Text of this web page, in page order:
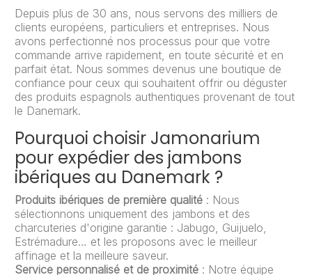
Depuis plus de 30 ans, nous servons des milliers de
clients européens, particuliers et entreprises. Nous
avons perfectionné nos processus pour que votre
commande arrive rapidement, en toute sécurité et en
parfait état. Nous sommes devenus une boutique de
confiance pour ceux qui souhaitent offrir ou déguster
des produits espagnols authentiques provenant de tout
le Danemark.
Pourquoi choisir Jamonarium
pour expédier des jambons
ibériques au Danemark ?
Produits ibériques de première qualité : Nous
sélectionnons uniquement des jambons et des
charcuteries d'origine garantie : Jabugo, Guijuelo,
Estrémadure… et les proposons avec le meilleur
affinage et la meilleure saveur.
Service personnalisé et de proximité : Notre équipe